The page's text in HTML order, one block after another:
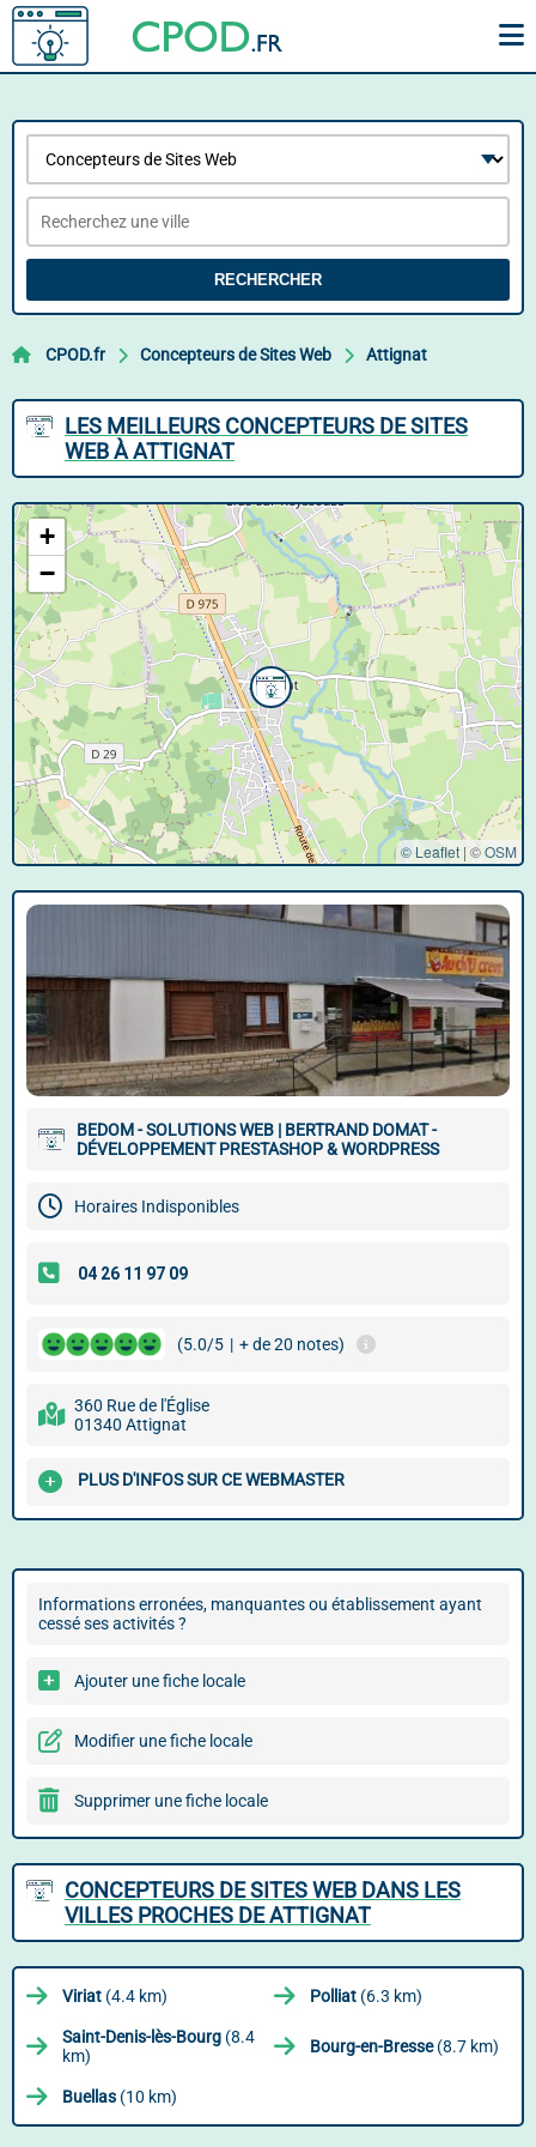
RECHERCHER
CPOD.fr Concepteurs de Sites Web Attignat
LES MEILLEURS CONCEPTEURS DE SITES
WEB À ATTIGNAT
+
−
© Leaflet | ©OSM
BEDOM - SOLUTIONS WEB | BERTRAND DOMAT -
DÉVELOPPEMENT PRESTASHOP & WORDPRESS
Horaires Indisponibles
(5.0/5 | + de 20 notes)
360 Rue de l'Église
01340 Attignat
PLUS D'INFOS SUR CE WEBMASTER
Informations erronées, manquantes ou établissement ayant
cessé ses activités ?
Ajouter une fiche locale
Modifier une fiche locale
Supprimer une fiche locale
CONCEPTEURS DE SITES WEB DANS LES
VILLES PROCHES DE ATTIGNAT
Viriat (4.4 km) Polliat (6.3 km)
Saint-Denis-lès-Bourg (8.4
km)
Bourg-en-Bresse(8.7 km)
Buellas (10 km)